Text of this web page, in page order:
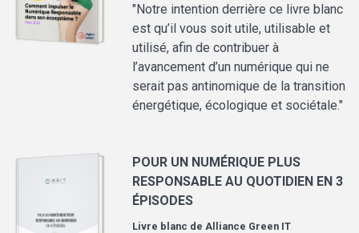
"Notre intention derrière ce livre blanc
est qu’il vous soit utile, utilisable et
utilisé, afin de contribuer à
l’avancement d’un numérique qui ne
serait pas antinomique de la transition
énergétique, écologique et sociétale."
POUR UN NUMÉRIQUE PLUS
RESPONSABLE AU QUOTIDIEN EN 3
ÉPISODES
Livre blanc de Alliance Green IT